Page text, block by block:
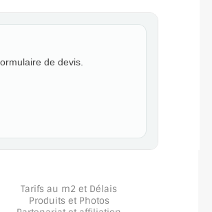
de devis.
Tarifs au m2 et Délais
Produits et Photos